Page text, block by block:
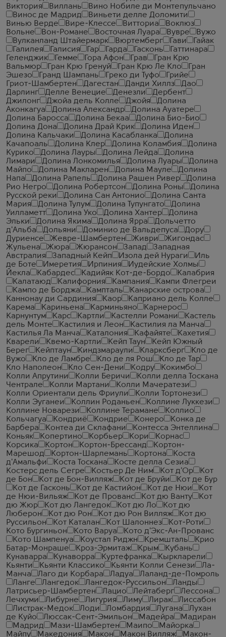
Виктория
Виллань
Вино Нобиле ди Монтепульчано
Винос де Мадрид
Виньети делле Доломити
Винью Верде
Вире-Клессе Витториа
Воклюз
Вольне
Вон-Романе Восточная Луара Вувре
Вужо
Вулканланд Штайермарк
Вюртемберг Гави
Гайак
Галилея
Галисия Гар Гарда Гасконь
Гаттинара
Геленджик
Гемме Гора Афон Грав
Гран Крю
Вальмюр
Гран Крю Гренуй Гран Крю Ле Кло
Гран
Эшезо
Гранд Шампань Греко ди Туфо
Грийе
Гриот-Шамбертен
Дагестан Данди Хиллз
Дао
Дарлинг
Делле Венецие Денезли
Дербент
Джилонг
Джойа дель Колле Джойя
Долина
Аконкагуа
Долина Александр
Долина Ауатере
Долина Баросса
Долина Бекаа
Долина Био-Био
Долина Дона
Долина Драй Крик
Долина Иден
Долина Кальчаки
Долина Касабланка
Долина
Качапоаль
Долина Клер Долина Коламбия
Долина
Курико
Долина Лауры Долина Лейда
Долина
Лимари
Долина Лонкомилья Долина Луары
Долина
Майпо
Долина Макларен Долина Мауле
Долина
Напа
Долина Рапель Долина Рашен Ривер
Долина
Рио Негро
Долина Робертсон Долина Роны
Долина
Русской реки
Долина Сан Антонио
Долина Санта
Мария
Долина Тулум Долина Тупунгато
Долина
Уилламетт
Долина Уко Долина Хантер
Долина
Эльки
Долина Якима Долина Ярра
Дольчетто
д'Альба
Дольяни Доминио де Вальдепуса
Дору
Дуриенсе
Жевре-Шамбертен Живри
Жигондас
Жульена
Жюра Жюрансон Запад
Западная
Австралия
Западный Кейп Изола дей Нураги
Иль
де Боте
Имеретия Ирпиния
Иудейские Холмы
Йекла
Кабардес Кадийяк Кот-де-Бордо
Калабрия
Калатаюд
Калифорния Кампания
Кампи Флегреи
Кампо де Борджа
Кампталь
Канарские острова
Каннонау ди Сардиния
Каор
Каприано дель Колле
Карема
Кариньена Карминьяно
Карнерос
Карнунтум
Карс Картли Кастелли Романи
Кастель
дель Монте
Кастилия и Леон
Кастилия ла Манча
Кастилья Ла Манча
Каталония Кафайяте
Кахетия
Кварели
Квемо-Картли Кейп Таун
Кейп Южный
Берег
Кейптаун Киндзмараули Кларксберг
Кло де
Вужо
Кло де Ламбре Кло де ля Рош
Кло де Тар
Кло Наполеон
Кло Сен-Дени Кодру
Кокимбо
Колли Апрутини
Колли Беричи
Колли делла Тоскана
Чентрале
Колли Мартани
Колли Мачератези
Колли Ориентали дель Фриули
Колли Тортонези
Колли Эуганеи
Коллин Роданьен
Коллине Луккези
Коллине Новарези
Коллине Терамане
Коллио
Кольчагуа
Кондриё Кондрие Конеро
Конка де
Барбера
Контеа ди Склафани
Контесса Энтеллина
Коньяк
Копертино Корбьер Кори
Корнас
Корсика
Кортон Кортон-Брессанд
Кортон-
Марешод
Кортон-Шарлемань Кортона
Коста
д'Амальфи
Коста Тоскана
Косте делла Сезиа
Костерс дель Сегре
Костьер Де Ним Кот д'Ор
Кот
де Бон
Кот де Бон-Вилляж Кот де Бруйи
Кот де Бур
Кот де Гасконь
Кот де Кастийон Кот де Нюи
Кот
де Нюи-Вильяж
Кот де Прованс Кот дю Ванту
Кот
дю Жюр
Кот дю Лангедок Кот дю Ло
Кот дю
Люберон
Кот дю Рон Кот дю Рон Вилляж
Кот дю
Руссильон
Кот Каталан Кот Шалоннез
Кот-Роти
Кото Бургиньон
Кото Варуа
Кото д'Экс-Ан-Прованс
Кото Шампенуа
Коустал Риджн Кремшталь
Крио
Батар-Монраше
Кроз-Эрмитаж Крым
Кубань
Кунаварра
Кунаворра Куртефранка
Кыркларели
Кьянти
Кьянти Классико Кьянти Колли Сенези
Ла-
Манча
Лаго ди Корбара Ладуа
Лаланд-де-Помроль
Ланге
Лангедок Лангедок-Руссильон
Ланды
Латрисьер-Шамбертен
Лацио Лейтаберг
Лессона
Лечхуми
Либурне Лигурия Лиму Лирак
Лиссабон
Листрак-Медок
Лоди Ломбардия Лугана
Лухан
де Куйо
Люссак-Сент-Эмильон Мадейра
Мадиран
Мадрид
Мази-Шамбертен Маипо
Майорка
Майпу
Македония Макон Макон Вилляж
Макон-